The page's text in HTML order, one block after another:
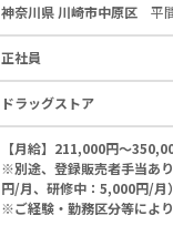
神奈川県 川崎市中原区平
正社員
ドラッグストア
【月給】211,000円～
※別途、登録販売者手当あ
円/月、研修中：5,000円/月）
※ご経験・勤務区分等によ